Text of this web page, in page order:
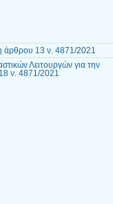
άρθρου 13 ν. 4871/2021
Λειτουργών για την
ν. 4871/2021